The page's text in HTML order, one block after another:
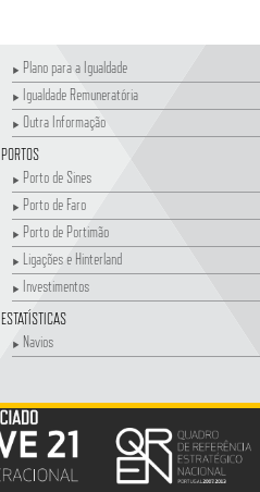
Plano para a Igualdade
Igualdade Remuneratória
Outra Informação
PORTOS
Porto de Sines
Porto de Faro
Porto de Portimão
Ligações e Hinterland
Investimentos
ESTATÍSTICAS
Navios